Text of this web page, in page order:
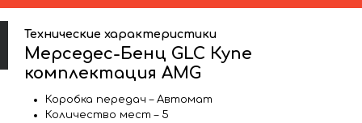
Технические характеристики
Мерседес-Бенц GLC Купе
комплектация AMG
Коробка передач – Автомат
Количество мест – 5